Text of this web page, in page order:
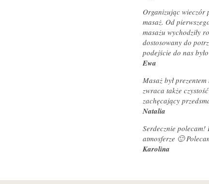
Organizując wieczór
masaż. Od
masażu wychodziły
dostosowany do
podejście do nas
Ewa
Masaż był
zwraca także
zachęcający
Natalia
Serdecznie polecam!
atmosferze 🙂
Karolina